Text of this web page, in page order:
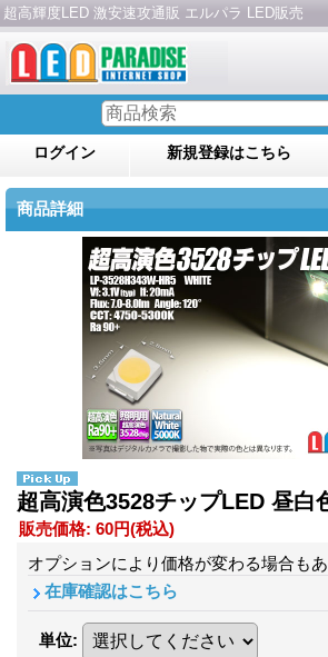
超高輝度LED 激安速攻通販 エルパラ LED販売
ログイン 新規登録はこちら
商品詳細
超高演色3528チップLED 昼白
販売価格: 60円(税込)
オプションにより価格が変わる場合もあ
在庫確認はこちら
単位: